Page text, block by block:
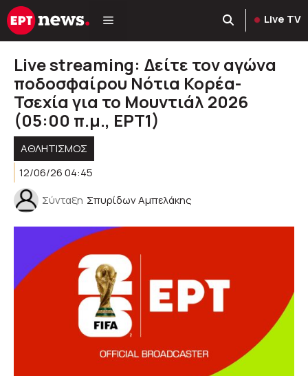
Μετάβαση
σε
Live TV
Live streaming: Δείτε τον αγώνα
ποδοσφαίρου Νότια Κορέα-
Τσεχία για το Μουντιάλ 2026
(05:00 π.μ., ΕΡΤ1)
ΑΘΛΗΤΙΣΜΟΣ
12/06/26 04:45
Σύνταξη Σπυρίδων Αμπελάκης